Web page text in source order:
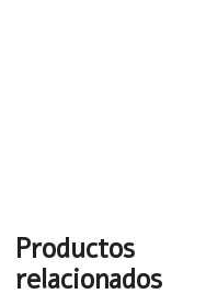
Productos
relacionados